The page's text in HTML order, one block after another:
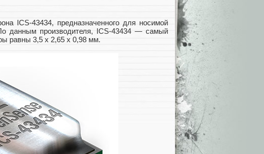
ICS-43434, предназначенного для носимой
данным производителя, ICS-43434 — самый
равны 3,5 x 2,65 x 0,98 мм.